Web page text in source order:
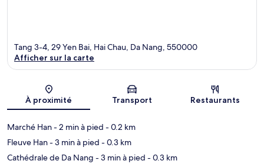
Carte
Tang 3-4, 29 Yen Bai, Hai Chau, Da Nang, 550000
Afficher sur la carte
À proximité Transport Restaurants
Marché Han- 2 min à pied - 0.2 km
Fleuve Han- 3 min à pied - 0.3 km
Cathédrale de Da Nang - 3 min à pied - 0.3 km